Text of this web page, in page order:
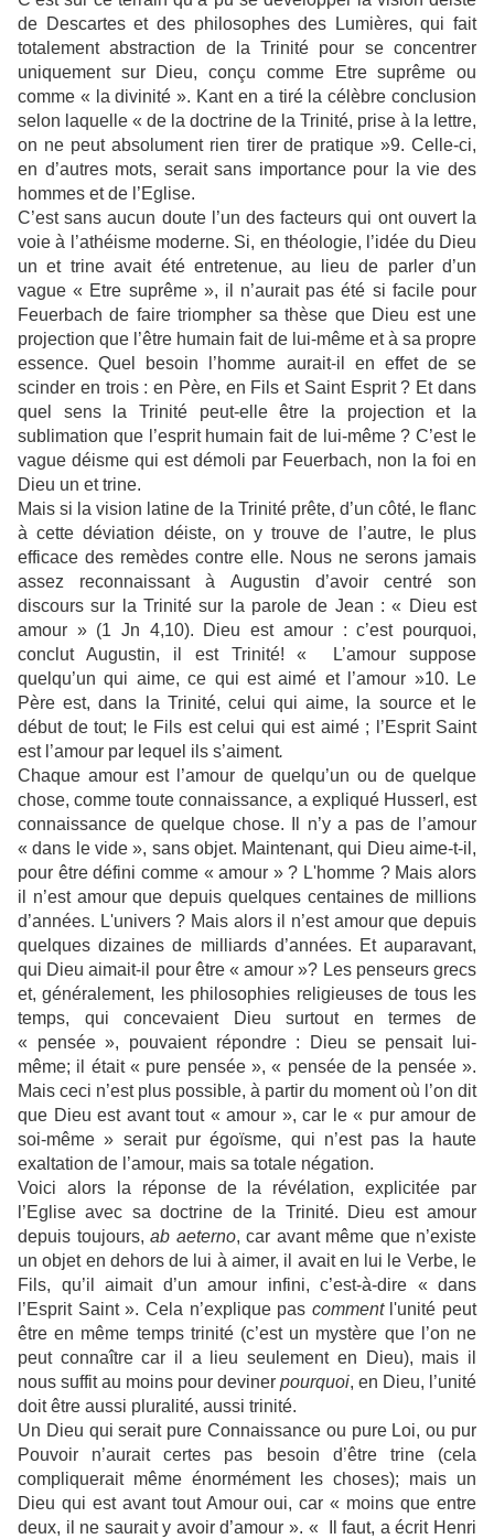
de Descartes et des philosophes des Lumières, qui fait
totalement abstraction de la Trinité pour se concentrer
uniquement sur Dieu, conçu comme Etre suprême ou
comme « la divinité ». Kant en a tiré la célèbre conclusion
selon laquelle « de la doctrine de la Trinité, prise à la lettre,
on ne peut absolument rien tirer de pratique »9. Celle-ci,
en d’autres mots, serait sans importance pour la vie des
hommes et de l’Eglise.
C’est sans aucun doute l’un des facteurs qui ont ouvert la
voie à l’athéisme moderne. Si, en théologie, l’idée du Dieu
un et trine avait été entretenue, au lieu de parler d’un
vague « Etre suprême », il n’aurait pas été si facile pour
Feuerbach de faire triompher sa thèse que Dieu est une
projection que l’être humain fait de lui-même et à sa propre
essence. Quel besoin l’homme aurait-il en effet de se
scinder en trois : en Père, en Fils et Saint Esprit ? Et dans
quel sens la Trinité peut-elle être la projection et la
sublimation que l’esprit humain fait de lui-même ? C’est le
vague déisme qui est démoli par Feuerbach, non la foi en
Dieu un et trine.
Mais si la vision latine de la Trinité prête, d’un côté, le flanc
à cette déviation déiste, on y trouve de l’autre, le plus
efficace des remèdes contre elle. Nous ne serons jamais
assez reconnaissant à Augustin d’avoir centré son
discours sur la Trinité sur la parole de Jean : « Dieu est
amour » (1 Jn 4,10). Dieu est amour : c’est pourquoi,
conclut Augustin, il est Trinité! « L’amour suppose
quelqu’un qui aime, ce qui est aimé et l’amour »10. Le
Père est, dans la Trinité, celui qui aime, la source et le
début de tout; le Fils est celui qui est aimé ; l’Esprit Saint
est l’amour par lequel ils s’aiment.
Chaque amour est l’amour de quelqu’un ou de quelque
chose, comme toute connaissance, a expliqué Husserl, est
connaissance de quelque chose. Il n’y a pas de l’amour
« dans le vide », sans objet. Maintenant, qui Dieu aime-t-il,
pour être défini comme « amour » ? L'homme ? Mais alors
il n’est amour que depuis quelques centaines de millions
d’années. L'univers ? Mais alors il n’est amour que depuis
quelques dizaines de milliards d’années. Et auparavant,
qui Dieu aimait-il pour être « amour »? Les penseurs grecs
et, généralement, les philosophies religieuses de tous les
temps, qui concevaient Dieu surtout en termes de
« pensée », pouvaient répondre : Dieu se pensait lui-
même; il était « pure pensée », « pensée de la pensée ».
Mais ceci n’est plus possible, à partir du moment où l’on dit
que Dieu est avant tout « amour », car le « pur amour de
soi-même » serait pur égoïsme, qui n’est pas la haute
exaltation de l’amour, mais sa totale négation.
Voici alors la réponse de la révélation, explicitée par
l’Eglise avec sa doctrine de la Trinité. Dieu est amour
depuis toujours, ab aeterno, car avant même que n’existe
un objet en dehors de lui à aimer, il avait en lui le Verbe, le
Fils, qu’il aimait d’un amour infini, c’est-à-dire « dans
l’Esprit Saint ». Cela n’explique pas commentl'unité peut
être en même temps trinité (c’est un mystère que l’on ne
peut connaître car il a lieu seulement en Dieu), mais il
nous suffit au moins pour deviner pourquoi, en Dieu, l’unité
doit être aussi pluralité, aussi trinité.
Un Dieu qui serait pure Connaissance ou pure Loi, ou pur
Pouvoir n’aurait certes pas besoin d’être trine (cela
compliquerait même énormément les choses); mais un
Dieu qui est avant tout Amour oui, car « moins que entre
deux, il ne saurait y avoir d’amour ». « Il faut, a écrit Henri